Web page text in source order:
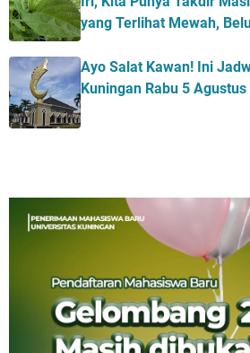
yang Terlihat Mewah,
Ayo Salat Kawan! Ini
Kuningan Rabu 5